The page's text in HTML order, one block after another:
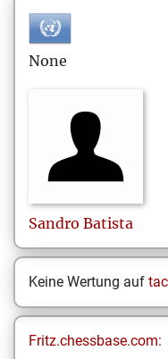
None
Sandro Batista
Keine Wertung auf
Fritz.chessbase.com: